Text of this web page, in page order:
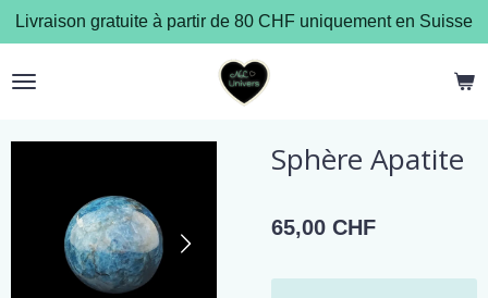
Passer
au
contenu
Livraison gratuite à partir de 80 CHF uniquement en Suisse
Sphère Apatite
65,00 CHF